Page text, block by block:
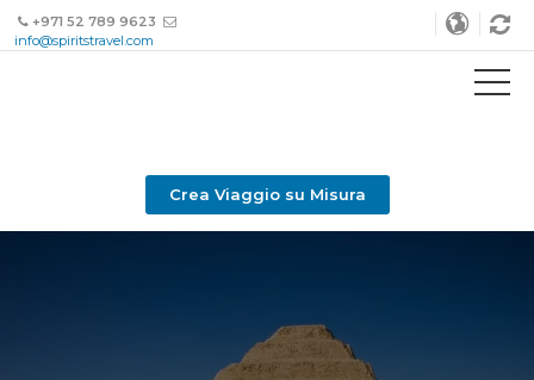
+971 52 789 9623
info@spiritstravel.com
Crea Viaggio su Misura